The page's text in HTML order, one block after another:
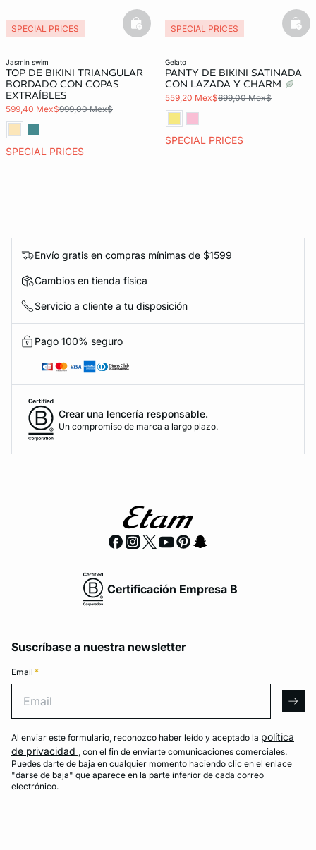
jasmin swim
TOP DE BIKINI TRIANGULAR
BORDADO CON COPAS
EXTRAÍBLES
599,40 Mex$999,00 Mex$
SPECIAL PRICES
SPECIAL PRICES basketfull
gelato
PANTY DE BIKINI SATINADA
CON LAZADA Y CHARM
559,20 Mex$699,00 Mex$
SPECIAL PRICES
SPECIAL PRICES
Envío gratis en compras mínimas de $1599
Cambios en tienda física
Servicio a cliente a tu disposición
Pago 100% seguro
Crear una lencería responsable.
Un compromiso de marca a largo plazo.
Certificación Empresa B
Suscríbase a nuestra newsletter
Email *
Al enviar este formulario, reconozco haber leído y aceptado la política
de privacidad , con el fin de enviarte comunicaciones comerciales.
Puedes darte de baja en cualquier momento haciendo clic en el enlace
"darse de baja" que aparece en la parte inferior de cada correo
electrónico.